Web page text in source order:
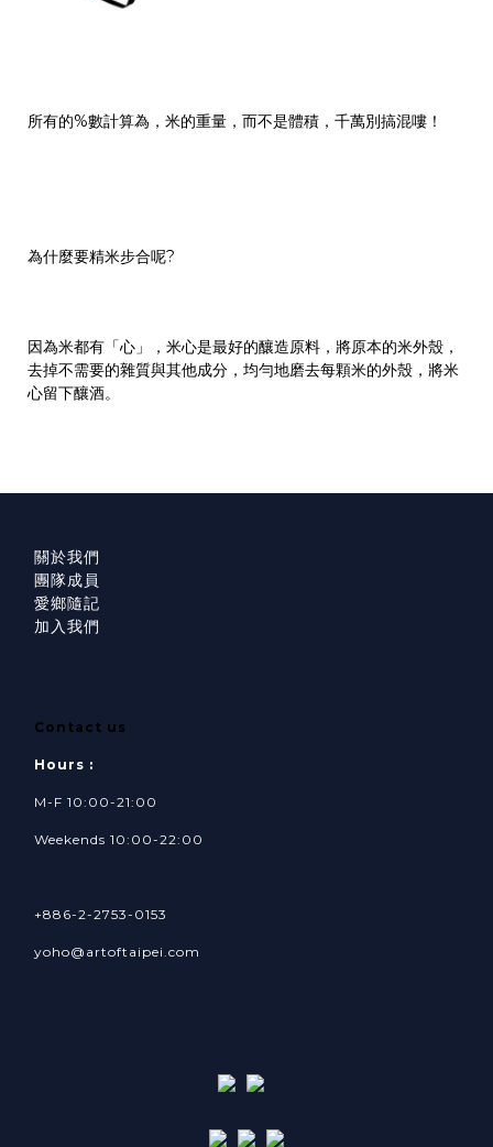
所有的%數計算為，米的重量，而不是體積，千萬別搞混嘍！
為什麼要精米步合呢?
因為米都有「心」，米心是最好的釀造原料，將原本的米外殼，
去掉不需要的雜質與其他成分，均勻地磨去每顆米的外殼，將米
心留下釀酒。
關於我們
團隊成員
愛鄉隨記
加入我們
Contact us
Hours :
M-F 10:00-21:00
Weekends 10:00-22:00
+886-2-2753-0153
yoho@artoftaipei.com